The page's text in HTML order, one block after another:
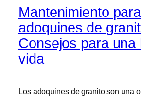
Mantenimiento para
adoquines de
Consejos para una
vida
Los adoquines de granito son una